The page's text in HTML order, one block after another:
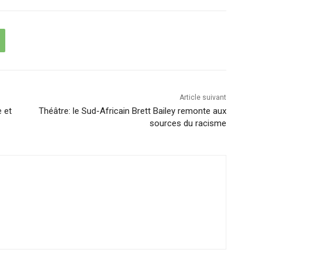
et
Article suivant
Théâtre: le Sud-Africain Brett Bailey remonte aux
sources du racisme